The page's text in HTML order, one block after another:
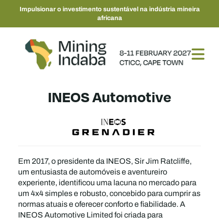
Impulsionar o investimento sustentável na indústria mineira
africana
INEOS Automotive
Em 2017, o presidente da INEOS, Sir Jim Ratcliffe,
um entusiasta de automóveis e aventureiro
experiente, identificou uma lacuna no mercado para
um 4x4 simples e robusto, concebido para cumprir as
normas atuais e oferecer conforto e fiabilidade. A
INEOS Automotive Limited foi criada para